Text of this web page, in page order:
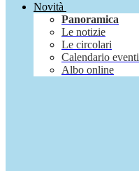
Novità
Panoramica
Le notizie
Le circolari
Calendario eventi
Albo online